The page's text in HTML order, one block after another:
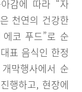
감에 따라 “자
천연의 건강한
코 푸드”로 순
표 음식인 한정
막행사에서 순
행하고, 현장에